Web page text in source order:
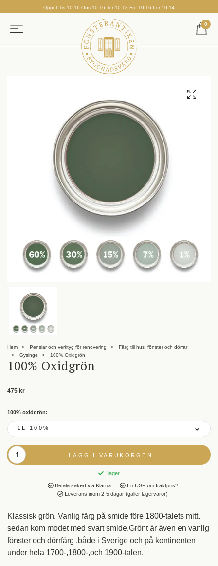
Öppet Tis 10-16 Ons 10-16 Tor 10-18 Fre 10-16 Lör 10-14
0
Hem Penslar och verktyg för renovering
Färg till hus, fönster och dörrar
Gysinge
100% Oxidgrön
100% Oxidgrön
475 kr
100% oxidgrön:
1L 100%
LÄGG I VARUKORGEN
I lager
Betala säkert via Klarna
En USP om fraktpris?
Leverans inom 2-5 dagar (gäller lagervaror)
Klassisk grön. Vanlig färg på smide före 1800-talets mitt.
sedan kom modet med svart smide.Grönt är även en vanlig
fönster och dörrfärg ,både i Sverige och på kontinenten
under hela 1700-,1800-,och 1900-talen.